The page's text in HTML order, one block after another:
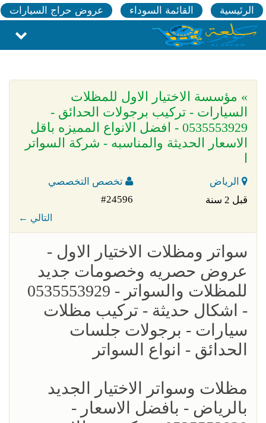
الرئيسية القائمة السوداء عروض حراج السيارات
» مؤسسة الاختيار الاول للمظلات
السيارات - تركيب برجولات الحدائق -
0535553929 - افضل الانواع المميزه باقل
الاسعار الحديثة والمناسبه - شركة السواتر
ا
الرياض
تخصص التخصصي
قبل 2 سنة
#24596
← التالي
سواتر ومظلات الاختيار الاول -
عروض حصريه وخصومات جديد
للمظلات والسواتر - 0535553929
- اشكال حديثة - تركيب مظلات
سيارات - برجولات جلسات
الحدائق - انواع السواتر
مظلات وسواتر الاختيار الجديد
بالرياض - بافضل الاسعار -